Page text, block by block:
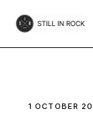
the
1 OCTOBER